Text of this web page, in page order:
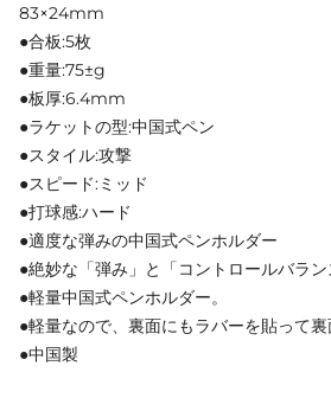
83×24mm
●合板:5枚
●重量:75±g
●板厚:6.4mm
●ラケットの型:中国式ペン
●スタイル:攻撃
●スピード:ミッド
●打球感:ハード
●適度な弾みの中国式ペンホルダー
●絶妙な「弾み」と「コントロールバラン
●軽量中国式ペンホルダー。
●軽量なので、裏面にもラバーを貼って
●中国製